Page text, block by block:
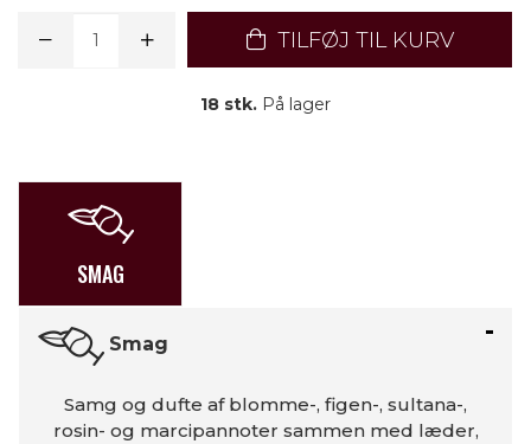
TILFØJ TIL KURV
18 stk. På lager
SMAG
Smag
Samg og dufte af blomme-, figen-, sultana-,
rosin- og marcipannoter sammen med læder,